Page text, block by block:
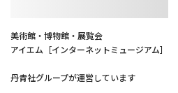
美術館・博物館・展覧会
アイエム［インターネットミュージアム］
丹青社グループが運営しています